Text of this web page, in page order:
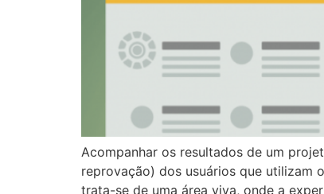
Acompanhar os resultados de um
reprovação) dos usuários que utilizam
trata-se de uma área viva, onde a